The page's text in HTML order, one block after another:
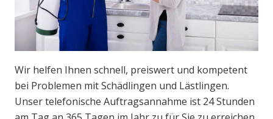
Wir helfen Ihnen schnell, preiswert und kompetent
bei Problemen mit Schädlingen und Lästlingen.
Unser telefonische Auftragsannahme ist 24 Stunden